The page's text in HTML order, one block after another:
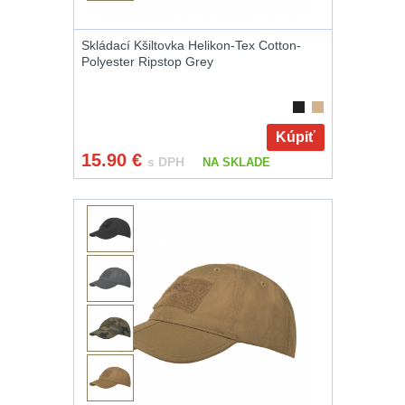
AR1512
AK47
.223 (5.56mm)
.243 .260
(6.5mm)
.270 .280 (7mm)
.30 .308
(7.62mm) 11
Skládací Kšiltovka Helikon-Tex Cotton-
Polyester Ripstop Grey
Kúpiť
15.90 € s DPH NA SKLADE